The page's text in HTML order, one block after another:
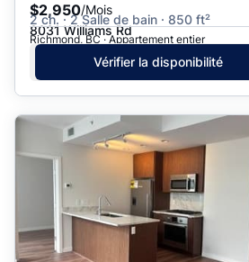
$2,950/Mois
2 ch. · 2 Salle de bain · 850 ft²
8031 Williams Rd
Richmond, BC · Appartement entier
Vérifier la disponibilité